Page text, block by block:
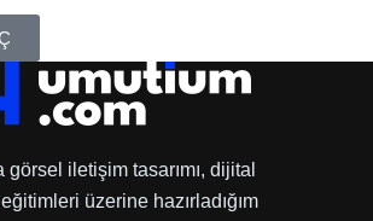
görsel iletişim tasarımı, dijital
üzerine hazırladığım